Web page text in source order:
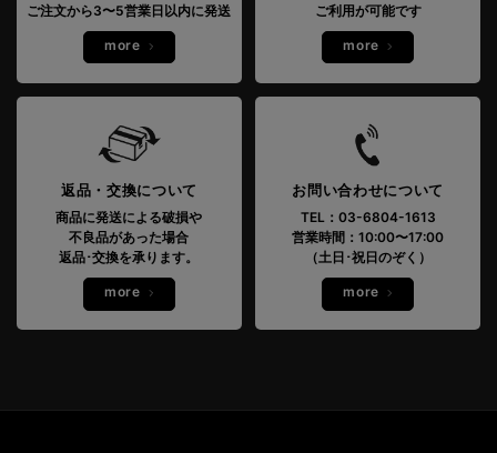
ご注文から3〜5営業日以内に発送
more
ご利用が可能です
more
返品・交換について
商品に発送による破損や
不良品があった場合
返品･交換を承ります。
more
お問い合わせについて
TEL：03-6804-1613
営業時間：10:00〜17:00
（土日･祝日のぞく）
more